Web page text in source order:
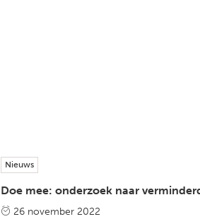
Nieuws
Doe mee: onderzoek naar
26 november 2022